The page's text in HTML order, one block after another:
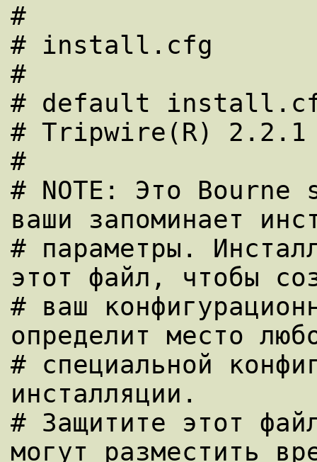
#
# install.cfg
#
# default
# Tripwire(R)
#
# NOTE: Это
ваши запоминает
# параметры.
этот файл, чтобы
# ваш
определит место
# специальной
инсталляции.
# Защитите этот
могут разместить